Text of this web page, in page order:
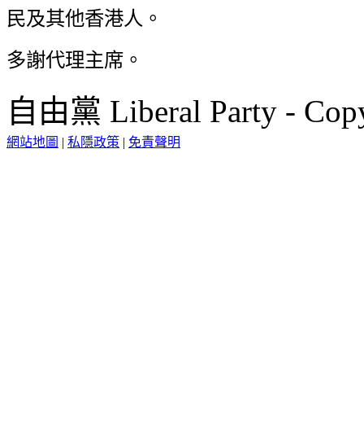
民及其他香港人。
多謝代理主席。
自由黨 Liberal Party -
網站地圖 | 私隱政策 | 免責聲明